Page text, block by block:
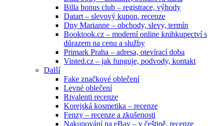
Billa bonus club – registrace, výhody
Datart – slevový kupon, recenze
Dny Marianne – obchody, slevy, termín
Booktook.cz – moderní online knihkupectví s
důrazem na cenu a služby
Primark Praha – adresa, otevírací doba
Vinted.cz – jak funguje, podvody, kontakt
Další
Fake značkové oblečení
Levné oblečení
Rivalenti recenze
Korejská kosmetika – recenze
Fenzy – recenze a zkušenosti
Nakupování na eBay – v češtině, recenze